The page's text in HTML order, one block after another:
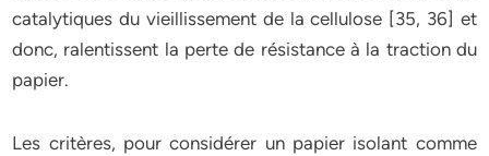
catalytiques du vieillissement de la cellulose [35, 36] et
donc, ralentissent la perte de résistance à la traction du
papier.
Les critères, pour considérer un papier isolant comme